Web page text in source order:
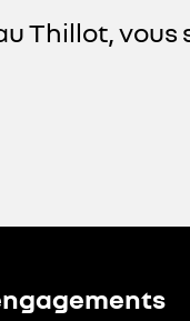
Thillot,